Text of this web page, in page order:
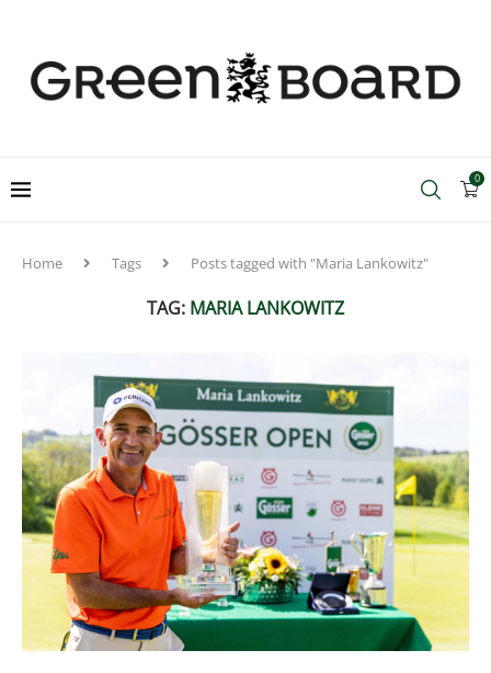
0
Home Tags Posts tagged with "Maria Lankowitz"
TAG: MARIA LANKOWITZ